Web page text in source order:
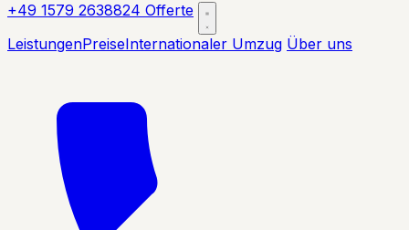
+49 1579 2638824 Offerte
LeistungenPreiseInternationaler Umzug Über uns